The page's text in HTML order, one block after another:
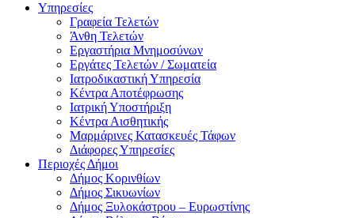
Υπηρεσίες
Γραφεία Τελετών
Άνθη Τελετών
Εργαστήρια Μνημοσύνων
Εργάτες Τελετών / Σωματεία
Ιατροδικαστική Υπηρεσία
Κέντρα Αποτέφρωσης
Ιατρική Υποστήριξη
Κέντρα Αισθητικής
Μαρμάρινες Κατασκευές Τάφων
Διάφορες Υπηρεσίες
Περιοχές Δήμοι
Δήμος Κορινθίων
Δήμος Σικυωνίων
Δήμος Ξυλοκάστρου – Ευρωστίνης